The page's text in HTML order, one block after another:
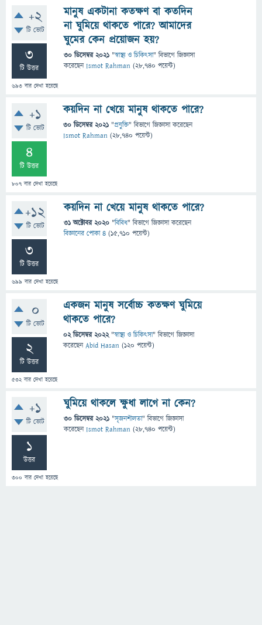
+2
টি ভোট
3
টি উত্তর
693 বার দেখা হয়েছে
মানুষ একটানা কতক্ষণ বা কতদিন
না ঘুমিয়ে থাকতে পারে? আমাদের
ঘুমের কেন প্রয়োজন হয়?
30 ডিসেম্বর 2021 "স্বাস্থ্য ও চিকিৎসা" বিভাগে জিজ্ঞাসা
করেছেনIsmot Rahman (28,740 পয়েন্ট)
+1
টি ভোট
4
টি উত্তর
807 বার দেখা হয়েছে
কয়দিন না খেয়ে মানুষ থাকতে পারে?
30 ডিসেম্বর 2021 "প্রযুক্তি" বিভাগে জিজ্ঞাসাকরেছেন
Ismot Rahman (28,740 পয়েন্ট)
+12
টি ভোট
3
টি উত্তর
699 বার দেখা হয়েছে
কয়দিন না খেয়ে মানুষ থাকতে পারে?
31 অক্টোবর 2020 "বিবিধ" বিভাগে জিজ্ঞাসাকরেছেন
বিজ্ঞানের পোকা ৪ (15,710 পয়েন্ট)
0
টি ভোট
2
টি উত্তর
532বার দেখা হয়েছে
একজন মানুষ সর্বোচ্চ কতক্ষণ ঘুমিয়ে
থাকতে পারে?
02 ডিসেম্বর 2022 "স্বাস্থ্য ও চিকিৎসা" বিভাগে জিজ্ঞাসা
করেছেনAbid Hasan (120 পয়েন্ট)
+1
টি ভোট
1
উত্তর
300 বার দেখা হয়েছে
ঘুমিয়ে থাকলে ক্ষুধা লাগে না কেন?
30 ডিসেম্বর 2021 "সৃজনশীলতা" বিভাগে জিজ্ঞাসা
করেছেনIsmot Rahman (28,740 পয়েন্ট)